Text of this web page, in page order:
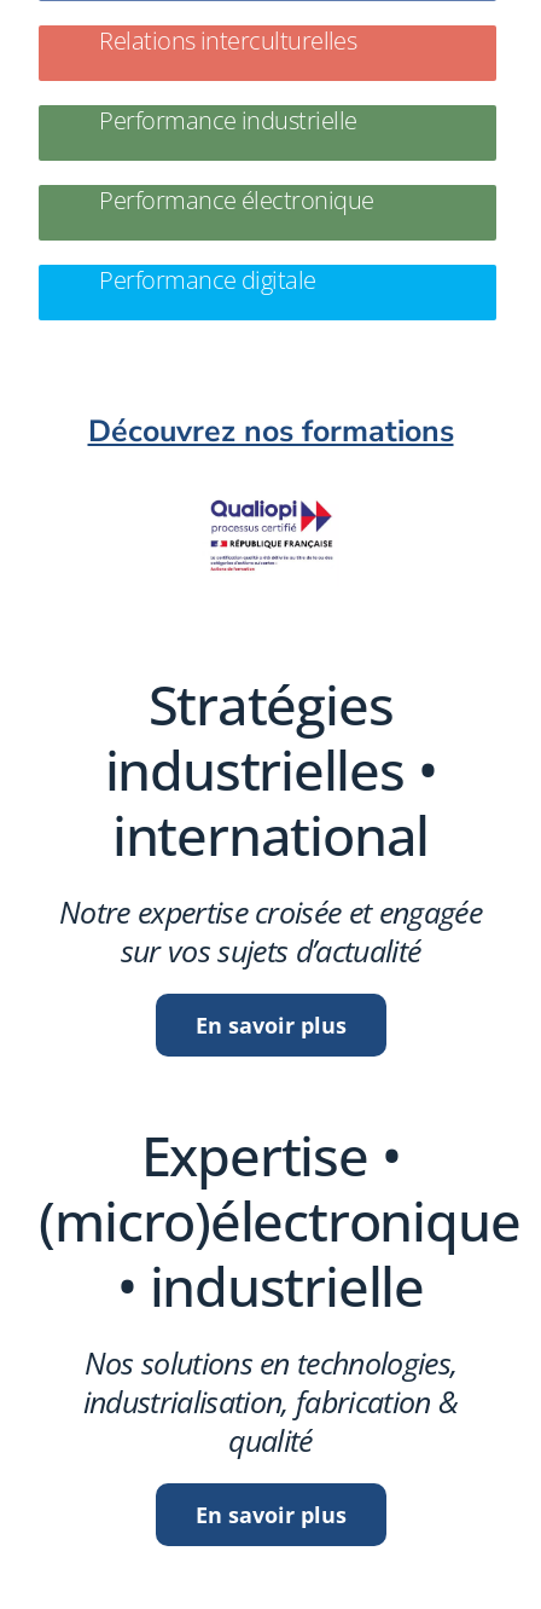
Relations interculturelles
Performance industrielle
Performance électronique
Performance digitale
Découvrez nos formations
Stratégies
industrielles •
international
Notre expertise croisée et engagée
sur vos sujets d’actualité
En savoir plus
Expertise •
(micro)électronique
• industrielle
Nos solutions en technologies,
industrialisation, fabrication &
qualité
En savoir plus